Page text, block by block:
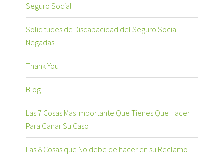
Seguro Social
Solicitudes de Discapacidad del Seguro Social
Negadas
Thank You
Blog
Las 7 Cosas Mas Importante Que Tienes Que Hacer
Para Ganar Su Caso
Las 8 Cosas que No debe de hacer en su Reclamo